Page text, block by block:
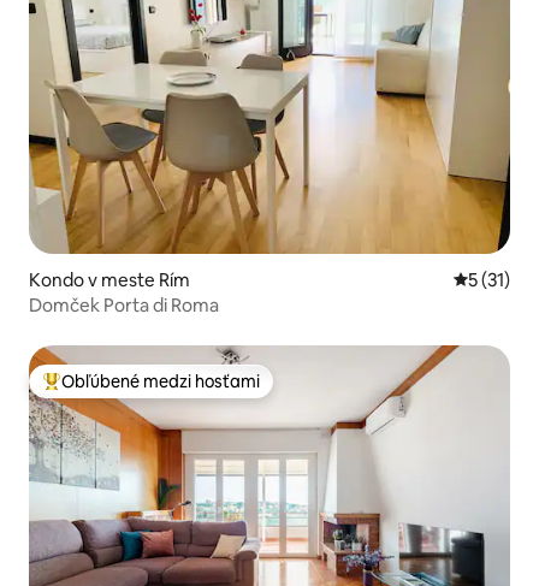
Kondo v meste Rím
5 (31)
Domček Porta di Roma
Najobľúbenejšie medzi hosťami
Obľúbené medzi hosťami